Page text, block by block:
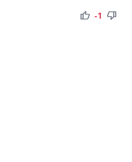
thumb_up thumb_down
-1